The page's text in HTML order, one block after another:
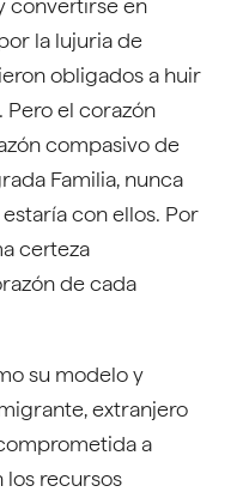
convertirse en
la lujuria de
obligados a huir
el corazón
compasivo de
Familia, nunca
con ellos. Por
certeza
de cada
su modelo y
extranjero
a
los recursos